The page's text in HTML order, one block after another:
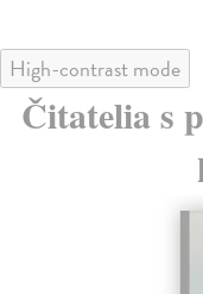
High-contrast mode
Čitatelia s